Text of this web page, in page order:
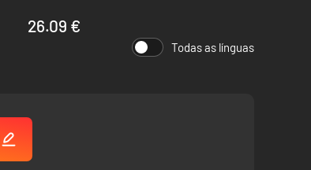
26.09 €
Todas as línguas